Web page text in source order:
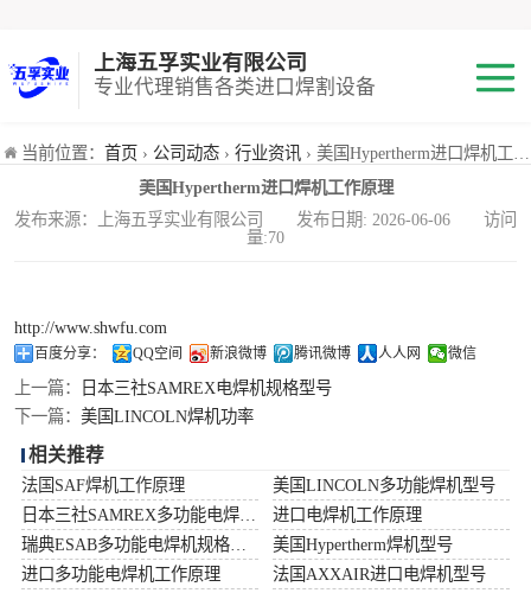
上海五孚实业有限公司
专业代理销售各类进口焊割设备
当前位置： 首页 › 公司动态 › 行业资讯 › 美国Hypertherm进口焊机工作原理
美国Hypertherm进口焊机工作原理
发布来源：上海五孚实业有限公司 发布日期: 2026-06-06 访问
量:70
http://www.shwfu.com
百度分享： QQ空间 新浪微博 腾讯微博 人人网 微信
上一篇：
日本三社SAMREX电焊机规格型号
下一篇： 美国LINCOLN焊机功率
相关推荐
法国SAF焊机工作原理
美国LINCOLN多功能焊机型号
进口电焊机工作原理
美国Hypertherm焊机型号
进口多功能电焊机工作原理
法国AXXAIR进口电焊机型号
焊机
切割机
小池划线嘴
气体混合配比器
海宝Hypertherm
减压阀
伊萨ESAB焊条